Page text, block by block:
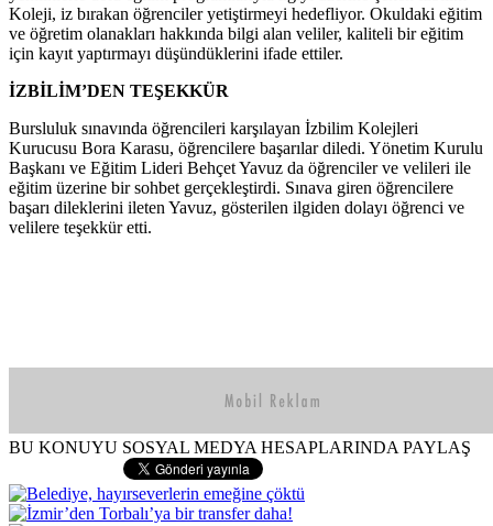
Koleji, iz bırakan öğrenciler yetiştirmeyi hedefliyor. Okuldaki eğitim
ve öğretim olanakları hakkında bilgi alan veliler, kaliteli bir eğitim
için kayıt yaptırmayı düşündüklerini ifade ettiler.
İZBİLİM’DEN TEŞEKKÜR
Bursluluk sınavında öğrencileri karşılayan İzbilim Kolejleri
Kurucusu Bora Karasu, öğrencilere başarılar diledi. Yönetim Kurulu
Başkanı ve Eğitim Lideri Behçet Yavuz da öğrenciler ve velileri ile
eğitim üzerine bir sohbet gerçekleştirdi. Sınava giren öğrencilere
başarı dileklerini ileten Yavuz, gösterilen ilgiden dolayı öğrenci ve
velilere teşekkür etti.
BU KONUYU SOSYAL MEDYA HESAPLARINDA PAYLAŞ